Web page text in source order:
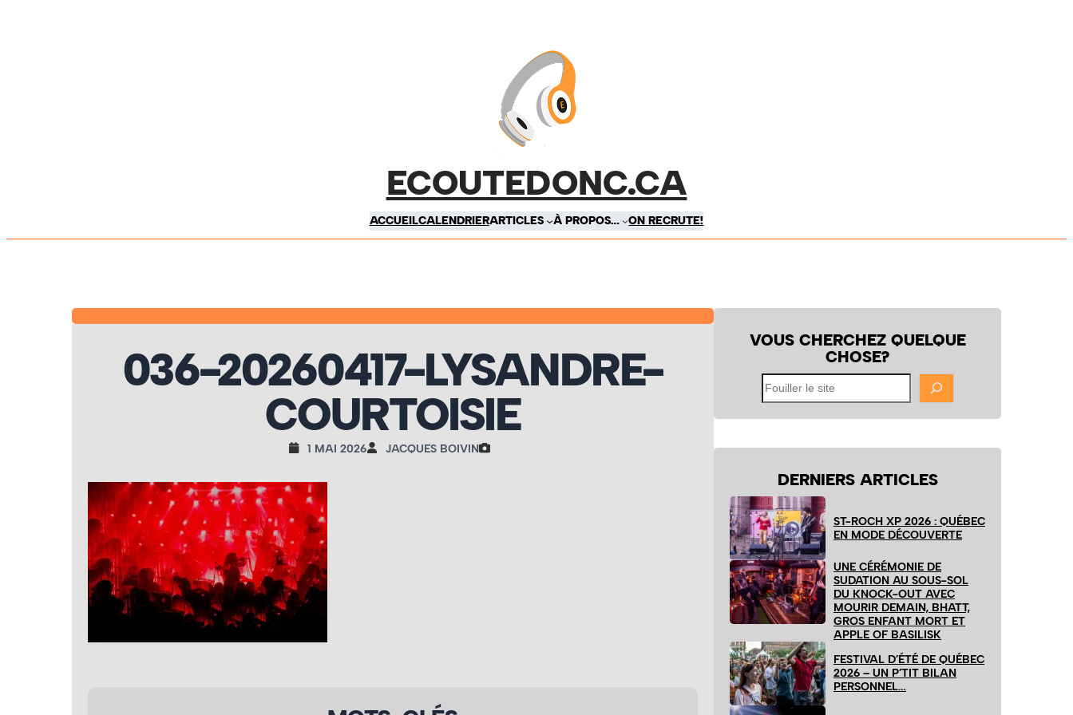
ECOUTEDONC.CA
ACCUEILCALENDRIERARTICLES À PROPOS… ON RECRUTE!
036-20260417-LYSANDRE-
COURTOISIE
1 MAI 2026 JACQUES BOIVIN
VOUS CHERCHEZ QUELQUE
CHOSE?
Fouiller
le
site
DERNIERS ARTICLES
ST-ROCH XP 2026 : QUÉBEC
EN MODE DÉCOUVERTE
UNE CÉRÉMONIE DE
SUDATION AU SOUS-SOL
DU KNOCK-OUT AVEC
MOURIR DEMAIN, BHATT,
GROS ENFANT MORT ET
APPLE OF BASILISK
FESTIVAL D’ÉTÉ DE QUÉBEC
2026 – UN P’TIT BILAN
PERSONNEL…